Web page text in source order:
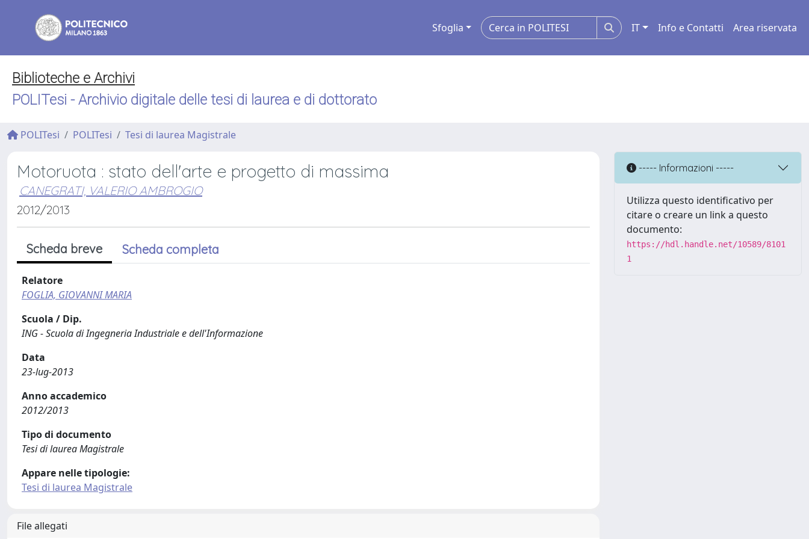
Sfoglia IT Info e Contatti Area riservata
Biblioteche e Archivi
POLITesi - Archivio digitale delle tesi di laurea e di dottorato
POLITesi POLITesi Tesi di laurea Magistrale
Motoruota : stato dell'arte e progetto di massima
CANEGRATI, VALERIO AMBROGIO
2012/2013
Scheda breve Scheda completa
Relatore
FOGLIA, GIOVANNI MARIA
Scuola / Dip.
ING - Scuola di Ingegneria Industriale e dell'Informazione
Data
23-lug-2013
Anno accademico
2012/2013
Tipo di documento
Tesi di laurea Magistrale
Appare nelle tipologie:
Tesi di laurea Magistrale
File allegati
----- Informazioni -----
Utilizza questo identificativo per
citare o creare un link a questo
documento:
https://hdl.handle.net/10589/8101
1